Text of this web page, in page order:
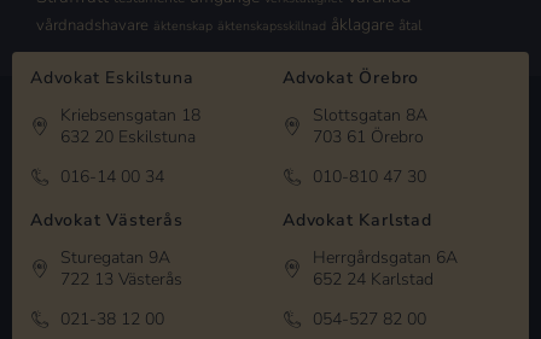
vårdnadshavare äktenskap äktenskapsskillnad åklagare åtal
Advokat Eskilstuna
Kriebsensgatan 18
632 20 Eskilstuna
016-14 00 34
Advokat Örebro
Slottsgatan 8A
703 61 Örebro
010-810 47 30
Advokat Västerås
Sturegatan 9A
722 13 Västerås
021-38 12 00
Advokat Karlstad
Herrgårdsgatan 6A
652 24 Karlstad
054-527 82 00